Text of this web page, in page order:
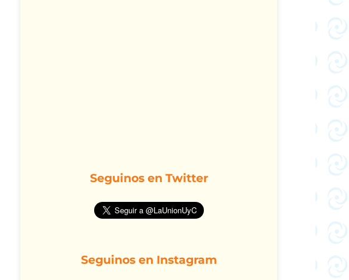
Seguinos en Twitter
Seguinos en Instagram